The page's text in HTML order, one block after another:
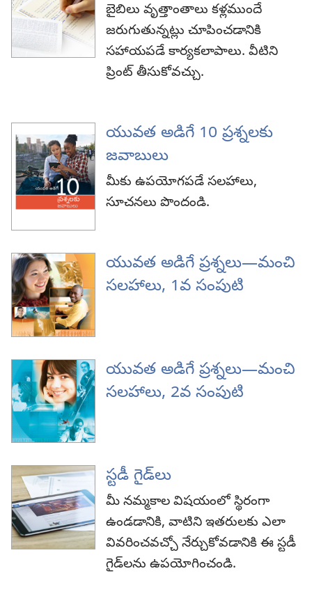
బైబిలు వృత్తాంతాలు కళ్లముందే
జరుగుతున్నట్లు చూపించడానికి
సహాయపడే కార్యకలాపాలు. వీటిని
ప్రింట్‌ తీసుకోవచ్చు.
యువత అడిగే 10 ప్రశ్నలకు
జవాబులు
మీకు ఉపయోగపడే సలహాలు,
సూచనలు పొందండి.
యువత అడిగే ప్రశ్నలు—మంచి
సలహాలు, 1వ సంపుటి
యువత అడిగే ప్రశ్నలు—మంచి
సలహాలు, 2వ సంపుటి
స్టడీ గైడ్‌లు
మీ నమ్మకాల విషయంలో స్థిరంగా
ఉండడానికి, వాటిని ఇతరులకు ఎలా
వివరించవచ్చో నేర్చుకోవడానికి ఈ స్టడీ
గైడ్‌లను ఉపయోగించండి.